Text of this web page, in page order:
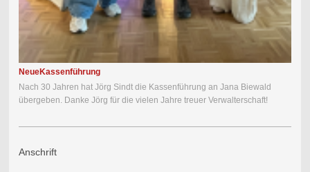
NeueKassenführung
Nach 30 Jahren hat Jörg Sindt die Kassenführung an Jana Biewald
übergeben. Danke Jörg für die vielen Jahre treuer Verwalterschaft!
Anschrift